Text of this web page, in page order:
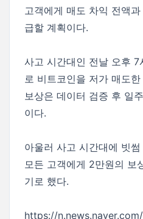
고객에게 매도 차익 전액
급할 계획이다.
사고 시간대인 전날 오후
로 비트코인을 저가 매도
보상은 데이터 검증 후 일
이다.
아울러 사고 시간대에 빗
모든 고객에게 2만원의 보
기로 했다.
https://